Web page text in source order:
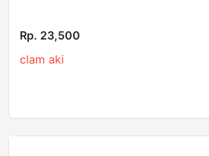
Rp. 23,500
clam aki